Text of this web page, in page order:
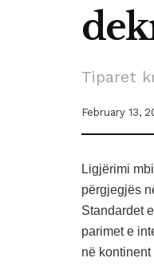
Tiparet
February 13,
Ligjërimi
përgjegjës
Standardet
parimet e
në